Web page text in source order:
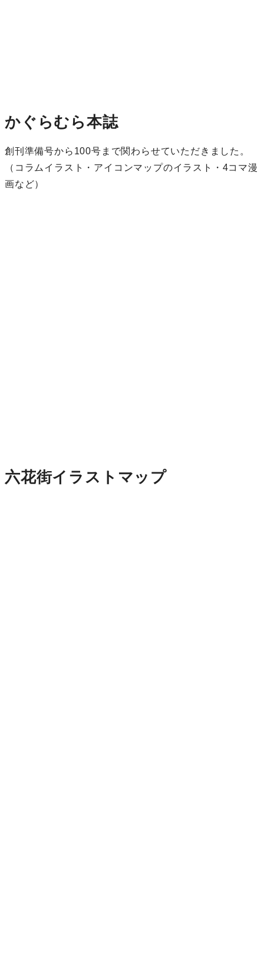
かぐらむら本誌
創刊準備号から100号まで関わらせていただきました。
（コラムイラスト・アイコンマップのイラスト・4コマ漫
画など）
六花街イラストマップ